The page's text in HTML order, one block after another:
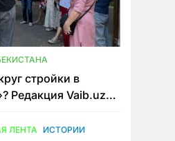
стройки в
Редакция Vaib.uz
ЛЕНТА ИСТОРИИ